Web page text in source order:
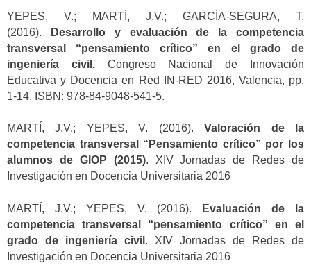
YEPES, V.; MARTÍ, J.V.; GARCÍA-SEGURA, T.
(2016).
Desarrollo y evaluación de la competencia
transversal “pensamiento crítico” en el grado de
ingeniería civil.Congreso Nacional de Innovación
Educativa y Docencia en Red IN-RED 2016, Valencia, pp.
1-14. ISBN: 978-84-9048-541-5.
MARTÍ, J.V.; YEPES, V. (2016).Valoración de la
competencia transversal “Pensamiento crítico” por los
alumnos de GIOP (2015). XIV Jornadas de Redes de
Investigación en Docencia Universitaria 2016
MARTÍ, J.V.; YEPES, V. (2016).
Evaluación de la
competencia transversal “pensamiento crítico” en el
grado de ingeniería civil . XIV Jornadas de Redes de
Investigación en Docencia Universitaria 2016